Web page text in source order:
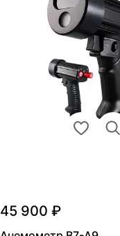
45 900 ₽